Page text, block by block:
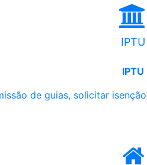
IPTU
IPTU
de guias, solicitar